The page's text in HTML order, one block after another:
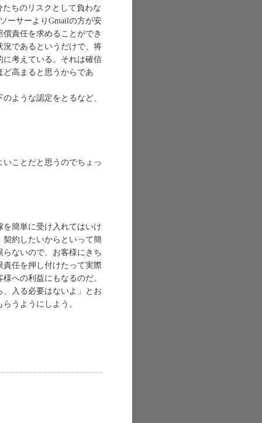
ちのリスクとして負わな
ーサーよりGmailの方が安
責任を求めることができ
であるというだけで、将
考えている。それは確信
ど高まると思うからであ
ような認定をとるなど、
ことだと思うのでちょっ
簡単に受け入れてはいけ
約したいからといって簡
ないので、お客様にきち
任を押し付けたって実際
への利益にもなるのだ。
入る必要はないよ」とお
うようにしよう。